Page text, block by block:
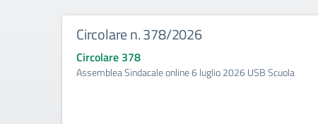
Circolare n. 378/2026
Circolare 378
Assemblea Sindacale online 6 luglio 2026 USB Scuola